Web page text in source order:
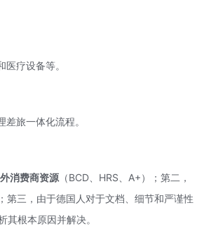
疗设备等。
旅一体化流程。
消费商资源 （BCD、HRS、A+）；第二，
第三，由于德国人对于文档、细节和严谨性
根本原因并解决。